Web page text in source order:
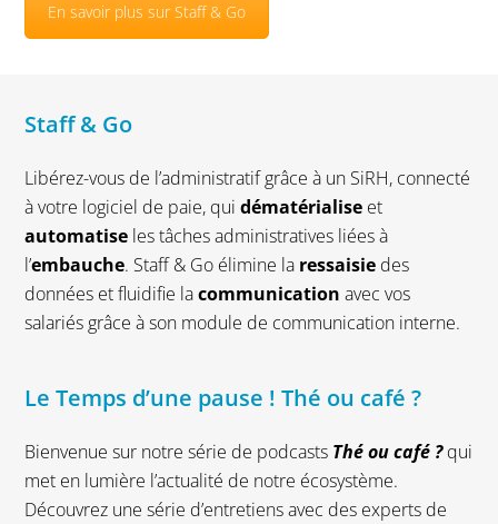
En savoir plus sur Staff & Go
Staff & Go
Libérez-vous de l’administratif grâce à un SiRH, connecté
à votre logiciel de paie, quidématérialise et
automatise les tâches administratives liées à
l’embauche. Staff & Go élimine la ressaisie des
données et fluidifie lacommunication avec vos
salariés grâce à son module de communication interne.
Le Temps d’une pause ! Thé ou café ?
Bienvenue sur notre série de podcasts Thé ou café ?qui
met en lumière l’actualité de notre écosystème.
Découvrez une série d’entretiens avec des experts de